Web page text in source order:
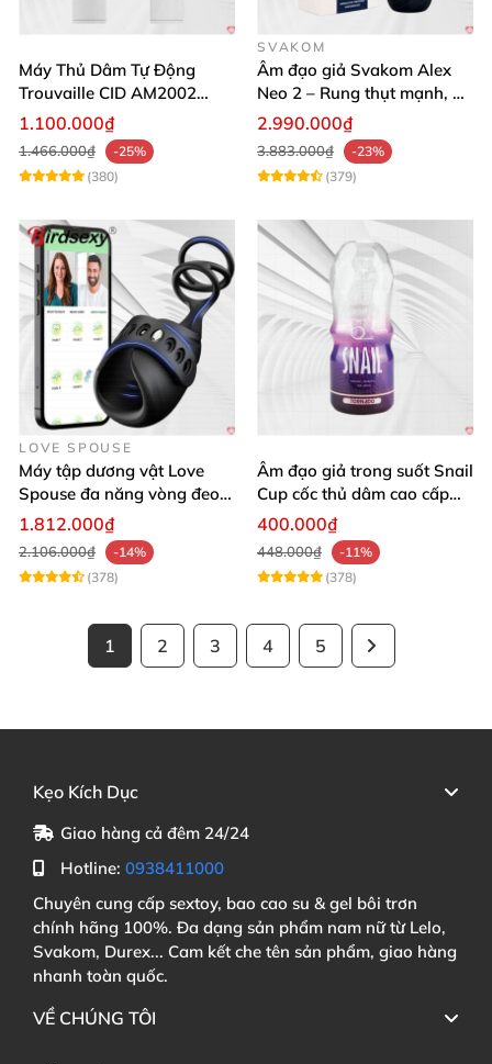
Máy Thủ Dâm Tự Động
Trouvaille CID AM2002
Mạnh Mẽ Dễ Lên Đỉnh
1.100.000₫
1.466.000₫
-25%
(380)
SVAKOM
Âm đạo giả Svakom Alex
Neo 2 – Rung thụt mạnh, đa
năng, cải tiến mới
2.990.000₫
3.883.000₫
-23%
(379)
LOVE SPOUSE
Máy tập dương vật Love
Spouse đa năng vòng đeo
điều khiển qua app tiện lợi
1.812.000₫
2.106.000₫
-14%
(378)
Âm đạo giả trong suốt Snail
Cup cốc thủ dâm cao cấp
nam giới
400.000₫
448.000₫
-11%
(378)
1 2 3 4 5
Kẹo Kích Dục
Giao hàng cả đêm 24/24
Hotline: 0938411000
Chuyên cung cấp sextoy, bao cao su & gel bôi trơn
chính hãng 100%. Đa dạng sản phẩm nam nữ từ Lelo,
Svakom, Durex... Cam kết che tên sản phẩm, giao hàng
nhanh toàn quốc.
VỀ CHÚNG TÔI